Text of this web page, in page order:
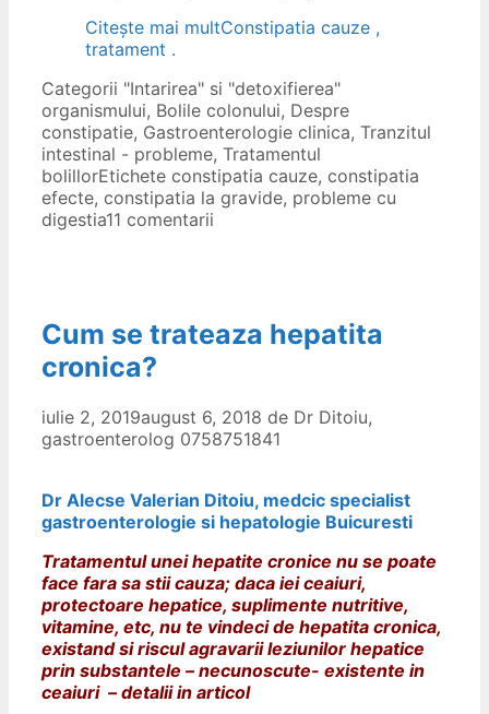
Citește mai multConstipatia cauze ,
tratament .
Categorii "Intarirea" si "detoxifierea"
organismului, Bolile colonului, Despre
constipatie, Gastroenterologie clinica, Tranzitul
intestinal - probleme, Tratamentul
bolillorEtichete constipatia cauze, constipatia
efecte, constipatia la gravide, probleme cu
digestia11 comentarii
Cum se trateaza hepatita
cronica?
iulie 2, 2019august 6, 2018 de Dr Ditoiu,
gastroenterolog 0758751841
Dr Alecse Valerian Ditoiu, medcic specialist
gastroenterologie si hepatologie Buicuresti
Tratamentul unei hepatite cronice nu se poate
face fara sa stii cauza; daca iei ceaiuri,
protectoare hepatice, suplimente nutritive,
vitamine, etc, nu te vindeci de hepatita cronica,
existand si riscul agravarii leziunilor hepatice
prin substantele – necunoscute- existente in
ceaiuri – detalii in articol